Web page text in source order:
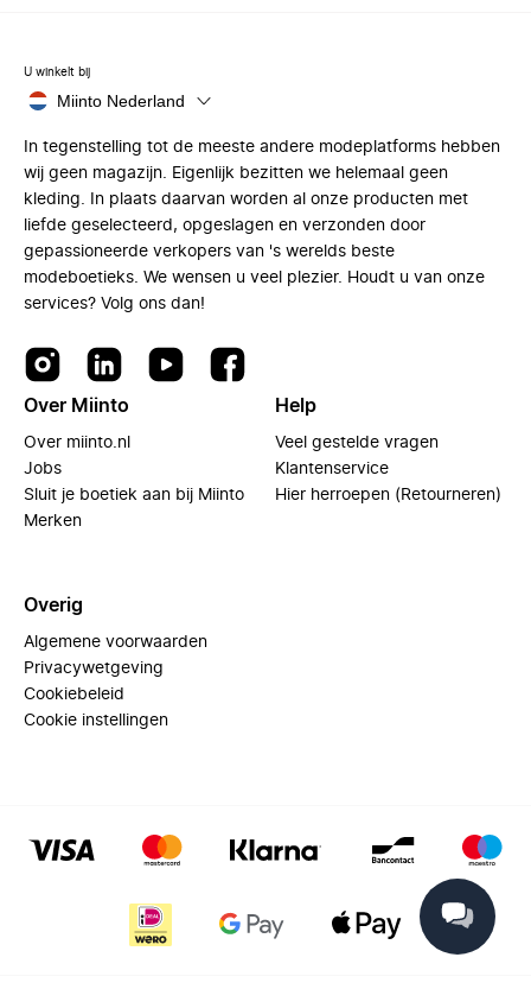
U winkelt bij
Miinto Nederland
In tegenstelling tot de meeste andere modeplatforms hebben
wij geen magazijn. Eigenlijk bezitten we helemaal geen
kleding. In plaats daarvan worden al onze producten met
liefde geselecteerd, opgeslagen en verzonden door
gepassioneerde verkopers van 's werelds beste
modeboetieks. We wensen u veel plezier. Houdt u van onze
services? Volg ons dan!
Over Miinto
Over miinto.nl
Jobs
Sluit je boetiek aan bij Miinto
Merken
Help
Veel gestelde vragen
Klantenservice
Hier herroepen (Retourneren)
Overig
Algemene voorwaarden
Privacywetgeving
Cookiebeleid
Cookie instellingen